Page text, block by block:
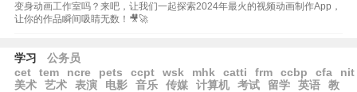
变身动画工作室吗？来吧，让我们一起探索2024年最火的视频动画制作App，
让你的作品瞬间吸睛无数！🎥🚀
学习
公务员
cet
tem ncre pets ccpt wsk mhk catti frm ccbp cfa
nit
美术
艺术 表演 电影 音乐 传媒 计算机 考试 留学 英语
教